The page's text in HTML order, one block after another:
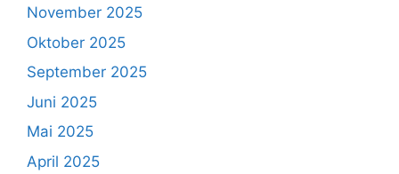
November 2025
Oktober 2025
September 2025
Juni 2025
Mai 2025
April 2025